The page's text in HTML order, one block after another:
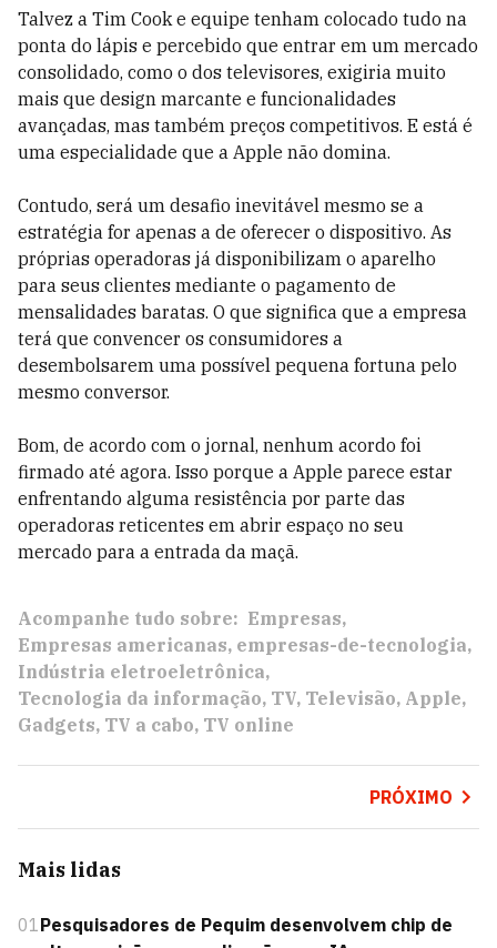
Talvez a Tim Cook e equipe tenham colocado tudo na
ponta do lápis e percebido que entrar em um mercado
consolidado, como o dos televisores, exigiria muito
mais que design marcante e funcionalidades
avançadas, mas também preços competitivos. E está é
uma especialidade que a Apple não domina.
Contudo, será um desafio inevitável mesmo se a
estratégia for apenas a de oferecer o dispositivo. As
próprias operadoras já disponibilizam o aparelho
para seus clientes mediante o pagamento de
mensalidades baratas. O que significa que a empresa
terá que convencer os consumidores a
desembolsarem uma possível pequena fortuna pelo
mesmo conversor.
Bom, de acordo com o jornal, nenhum acordo foi
firmado até agora. Isso porque a Apple parece estar
enfrentando alguma resistência por parte das
operadoras reticentes em abrir espaço no seu
mercado para a entrada da maçã.
Acompanhe tudo sobre: Empresas
Empresas americanas empresas-de-tecnologia
Indústria eletroeletrônica
Tecnologia da informação TV Televisão Apple
Gadgets TV a cabo TV online
PRÓXIMO
Mais lidas
01Pesquisadores de Pequim desenvolvem chip de